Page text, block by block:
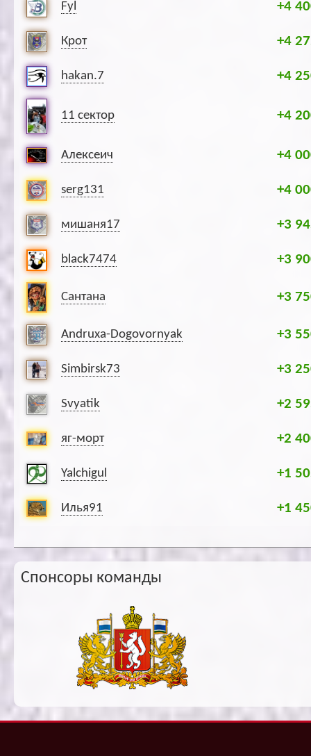
Fyl +4
Крот +4
hakan.7 +4
11 сектор +4
Алексеич +4
serg131 +4
мишаня17 +3
black7474 +3
Сантана +3
Andruxa-Dogovornyak +3
Simbirsk73 +3
Svyatik +2
яг-морт +2
Yalchigul +1
Илья91 +1
Спонсоры команды